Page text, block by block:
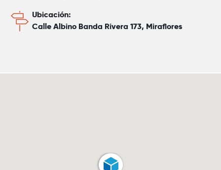
Ubicación:
Calle Albino Banda Rivera 173, Miraflores